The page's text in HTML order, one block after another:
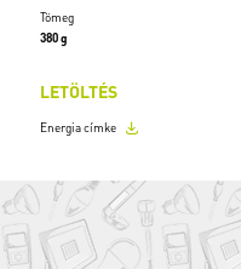
Tömeg
380 g
LETÖLTÉS
Energia címke